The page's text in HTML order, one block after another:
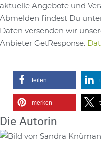
aktuelle Angebote und
Abmelden findest Du
Daten versenden wir
Anbieter GetResponse.
teilen
merken
Die Autorin